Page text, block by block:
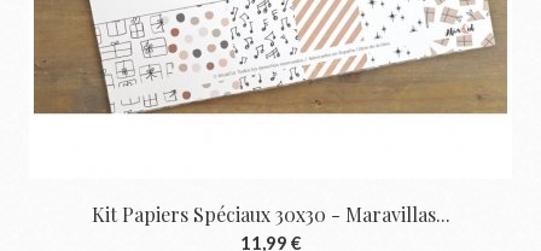
Kit Papiers Spéciaux 30x30 - Maravillas...
11,99 €